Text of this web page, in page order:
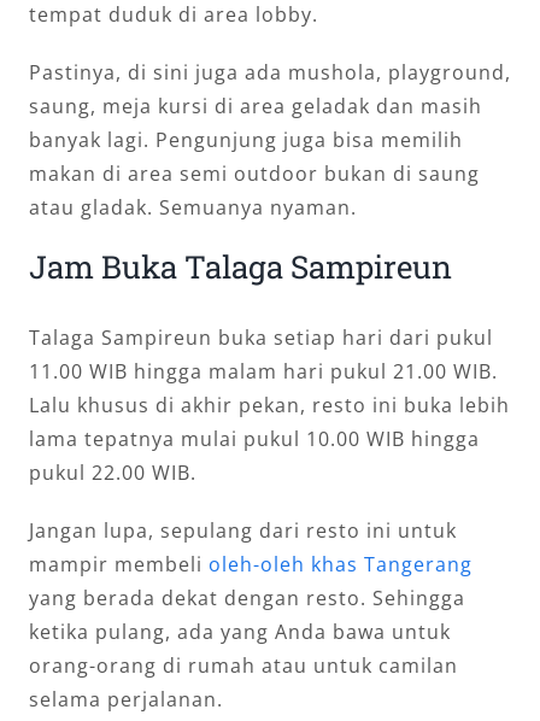
tempat duduk di area lobby.
Pastinya, di sini juga ada mushola, playground,
saung, meja kursi di area geladak dan masih
banyak lagi. Pengunjung juga bisa memilih
makan di area semi outdoor bukan di saung
atau gladak. Semuanya nyaman.
Jam Buka Talaga Sampireun
Talaga Sampireun buka setiap hari dari pukul
11.00 WIB hingga malam hari pukul 21.00 WIB.
Lalu khusus di akhir pekan, resto ini buka lebih
lama tepatnya mulai pukul 10.00 WIB hingga
pukul 22.00 WIB.
Jangan lupa, sepulang dari resto ini untuk
mampir membeli oleh-oleh khas Tangerang
yang berada dekat dengan resto. Sehingga
ketika pulang, ada yang Anda bawa untuk
orang-orang di rumah atau untuk camilan
selama perjalanan.